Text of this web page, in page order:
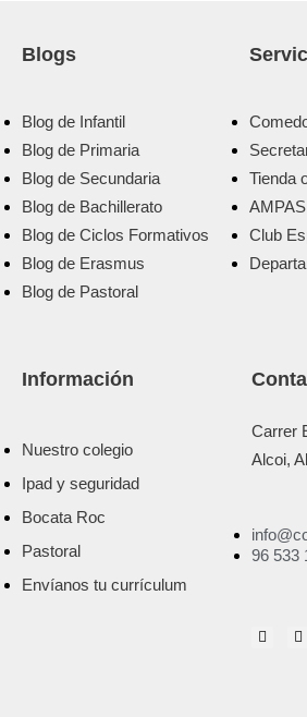
Blogs
Blog de Infantil
Blog de Primaria
Blog de Secundaria
Blog de Bachillerato
Blog de Ciclos Formativos
Blog de Erasmus
Blog de Pastoral
Tienda
AMPAS
Club
Información
Nuestro colegio
Ipad y seguridad
Bocata Roc
Pastoral
Envíanos tu currículum
Carrer
Alcoi,
96 533